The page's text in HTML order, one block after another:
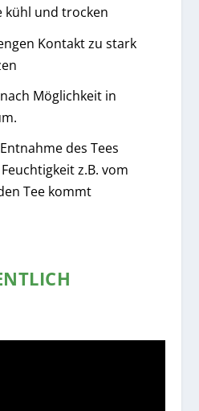
kühl und trocken
Kontakt zu stark
Möglichkeit in
des Tees
z.B. vom
Tee kommt